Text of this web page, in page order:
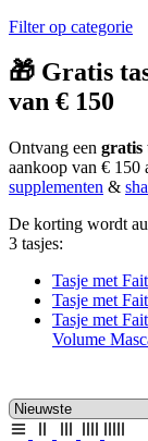
Filter op categorie
🎁 Gratis
van € 150
Ontvang een gratis
aankoop van € 150
supplementen &
De korting wordt
3 tasjes:
Tasje met
Tasje met
Tasje met
Volume